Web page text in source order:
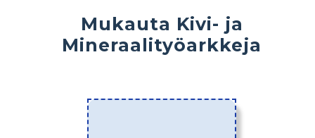
Mukauta Kivi- ja
Mineraalityöarkkeja